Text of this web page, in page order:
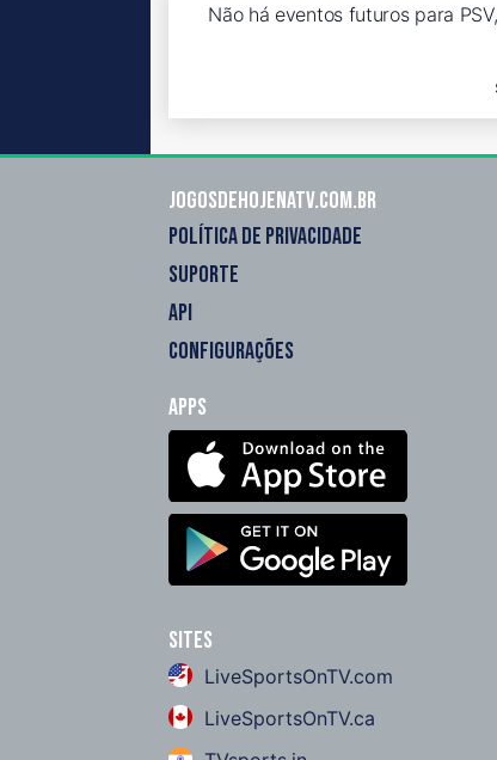
Não há eventos futuros para
Jogosdehojenatv.com.br
POLÍTICA DE PRIVACIDADE
SUPORTE
API
CONFIGURAÇÕES
Apps
Sites
LiveSportsOnTV.com
LiveSportsOnTV.ca